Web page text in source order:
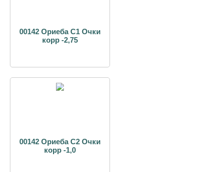
00142 Ориеба С1 Очки
корр -2,75
00142 Ориеба С2 Очки
корр -1,0